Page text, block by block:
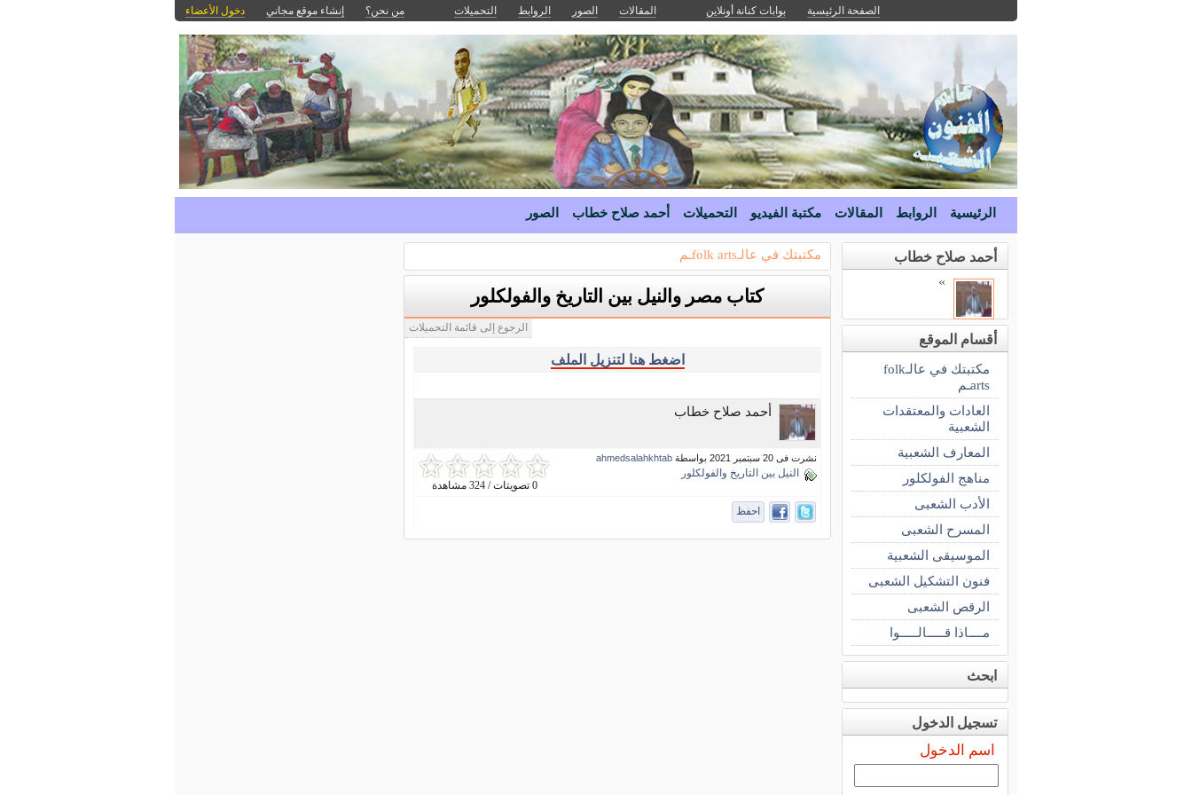
الصفحة الرئيسية بوابات كنانة أونلاين المقالات الصور الروابط التحميلات من نحن؟ إنشاء موقع مجاني دخول الأعضاء
الرئيسية الروابط المقالات مكتبة الفيديو التحميلات أحمد صلاح خطاب الصور
مكتبتك في عالـfolk artsـم
كتاب مصر والنيل بين التاريخ والفولكلور
الرجوع إلى قائمة التحميلات
اضغط هنا لتنزيل الملف
أحمد صلاح خطاب
0 تصويتات / 324 مشاهدة
نشرت فى 20 سبتمبر 2021 بواسطة ahmedsalahkhtab
النيل بين التاريخ والفولكلور
احفظ
أحمد صلاح خطاب
»
أقسام الموقع
مكتبتك في عالـfolk
artsـم
العادات والمعتقدات
الشعبية
المعارف الشعبية
مناهج الفولكلور
الأدب الشعبى
المسرح الشعبى
الموسيقى الشعبية
فنون التشكيل الشعبى
الرقص الشعبى
مــــاذا قـــــالـــــوا
ابحث
تسجيل الدخول
اسم الدخول